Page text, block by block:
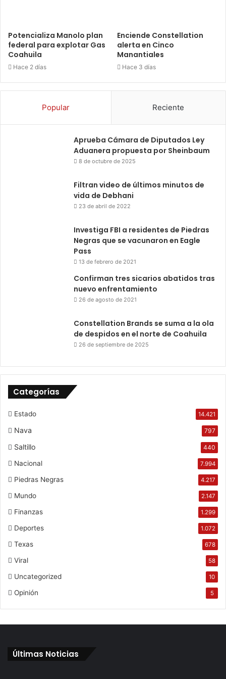
Potencializa Manolo plan
federal para explotar Gas
Coahuila
Hace 2 días
Enciende Constellation
alerta en Cinco
Manantiales
Hace 3 días
Popular Reciente
Aprueba Cámara de Diputados Ley
Aduanera propuesta por Sheinbaum
8 de octubre de 2025
Filtran video de últimos minutos de
vida de Debhani
23 de abril de 2022
Investiga FBI a residentes de Piedras
Negras que se vacunaron en Eagle
Pass
13 de febrero de 2021
Confirman tres sicarios abatidos tras
nuevo enfrentamiento
26 de agosto de 2021
Constellation Brands se suma a la ola
de despidos en el norte de Coahuila
26 de septiembre de 2025
Categorías
Estado 14.421
Nava 797
Saltillo 440
Nacional 7.994
Piedras Negras 4.217
Mundo 2.147
Finanzas 1.299
Deportes 1.072
Texas 678
Viral 58
Uncategorized 10
Opinión 5
Últimas Noticias